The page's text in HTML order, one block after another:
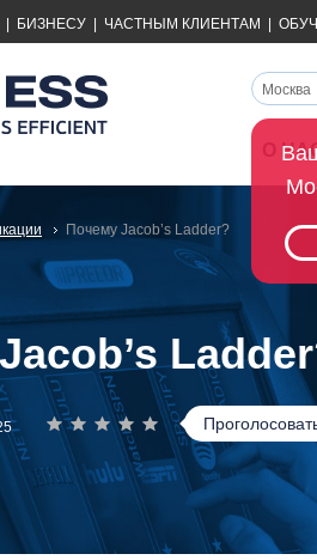
БИЗНЕСУ ЧАСТНЫМ КЛИЕНТАМ
Москва
О
Почему Jacob’s Ladder?